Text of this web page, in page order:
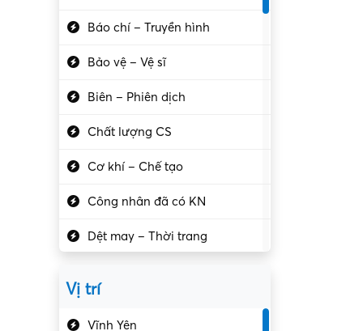
Báo chí – Truyền hình
Bảo vệ – Vệ sĩ
Biên – Phiên dịch
Chất lượng CS
Cơ khí – Chế tạo
Công nhân đã có KN
Dệt may – Thời trang
Vị trí
Vĩnh Yên